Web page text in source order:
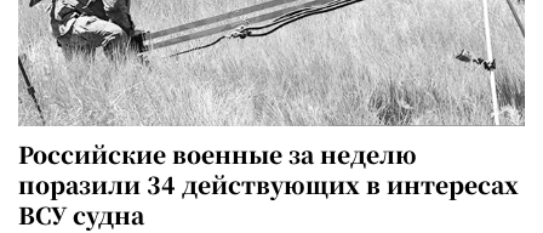
Российские военные за неделю
поразили 34 действующих в интересах
ВСУ судна